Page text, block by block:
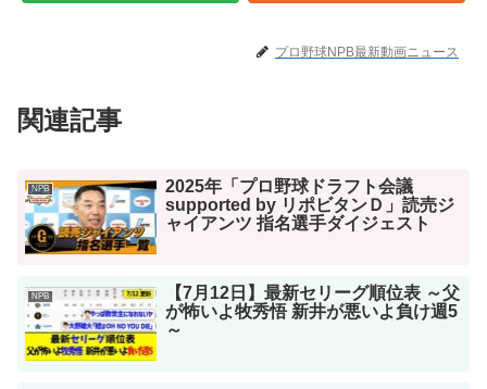
プロ野球NPB最新動画ニュース
関連記事
NPB
2025年「プロ野球ドラフト会議
supported by リポビタンＤ」読売ジ
ャイアンツ 指名選手ダイジェスト
NPB
【7月12日】最新セリーグ順位表 ～父
が怖いよ牧秀悟 新井が悪いよ負け週5
～